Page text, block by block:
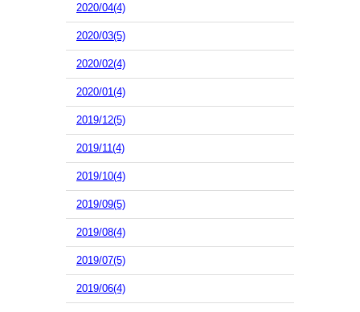
2020/04(4)
2020/03(5)
2020/02(4)
2020/01(4)
2019/12(5)
2019/11(4)
2019/10(4)
2019/09(5)
2019/08(4)
2019/07(5)
2019/06(4)